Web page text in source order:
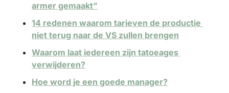
armer gemaakt”
14 redenen waarom tarieven de productie
niet terug naar de VS zullen brengen
Waarom laat iedereen zijn tatoeages
verwijderen?
Hoe word je een goede manager?